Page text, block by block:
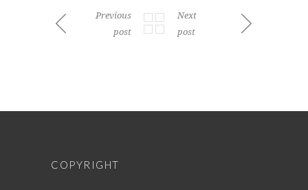
Previous
post
Next
post
COPYRIGHT